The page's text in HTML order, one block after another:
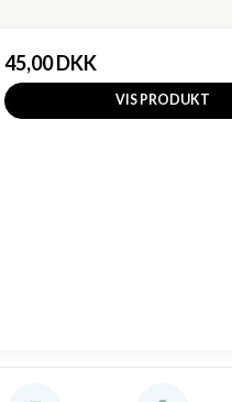
45,00 DKK
VIS PRODUKT